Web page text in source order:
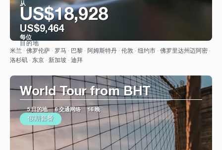
从
US$18,928
US$9,464
每位
看到
目的地
米兰 · 佛罗伦萨 · 罗马 · 巴黎 · 阿姆斯特丹 · 伦敦 · 纽约市 · 佛罗里达州迈阿密 ·
洛杉矶 · 东京 · 新加坡 · 迪拜
World Tour from BHT
5 目的地 6 交通网络 16 晚
假期套餐